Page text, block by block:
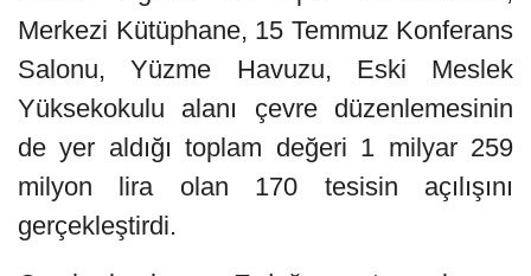
Merkezi Kütüphane, 15 Temmuz Konferans
Salonu, Yüzme Havuzu, Eski Meslek
Yüksekokulu alanı çevre düzenlemesinin
de yer aldığı toplam değeri 1 milyar 259
milyon lira olan 170 tesisin açılışını
gerçekleştirdi.